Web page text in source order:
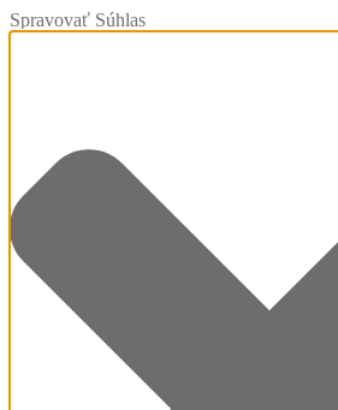
Spravovať Súhlas